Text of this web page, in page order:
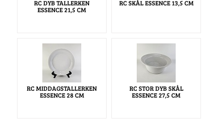
RC DYB TALLERKEN
ESSENCE 21,5 CM
RC SKÅL ESSENCE 13,5 CM
RC MIDDAGSTALLERKEN
ESSENCE 28 CM
RC STOR DYB SKÅL
ESSENCE 27,5 CM